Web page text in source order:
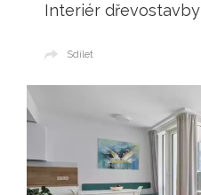
Interiér dřevostavby
Sdílet